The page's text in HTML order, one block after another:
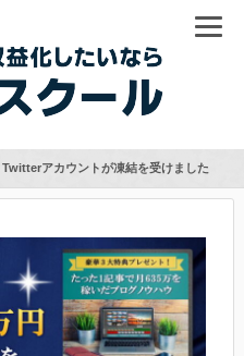
Twitterアカウントが凍結を受けました